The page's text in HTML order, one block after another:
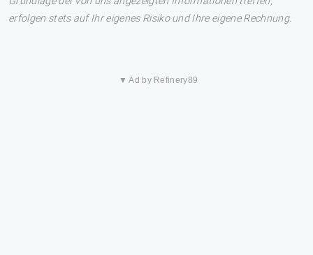
erfolgen stets auf Ihr eigenes Risiko und Ihre eigene Rechnung.
▼ Ad by Refinery89